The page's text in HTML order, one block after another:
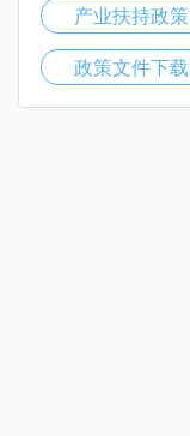
产业扶持政策
政策文件下载